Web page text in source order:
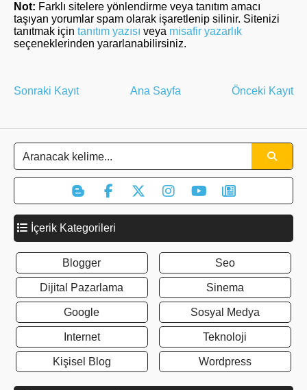
Not: Farklı sitelere yönlendirme veya tanıtım amacı
taşıyan yorumlar spam olarak işaretlenip silinir. Sitenizi
tanıtmak için tanıtım yazısı veya misafir yazarlık
seçeneklerinden yararlanabilirsiniz.
Sonraki Kayıt Önceki Kayıt
Ana Sayfa
İçerik Kategorileri
Blogger
Dijital Pazarlama
Google
Internet
Kişisel Blog
Seo
Sinema
Sosyal Medya
Teknoloji
Wordpress